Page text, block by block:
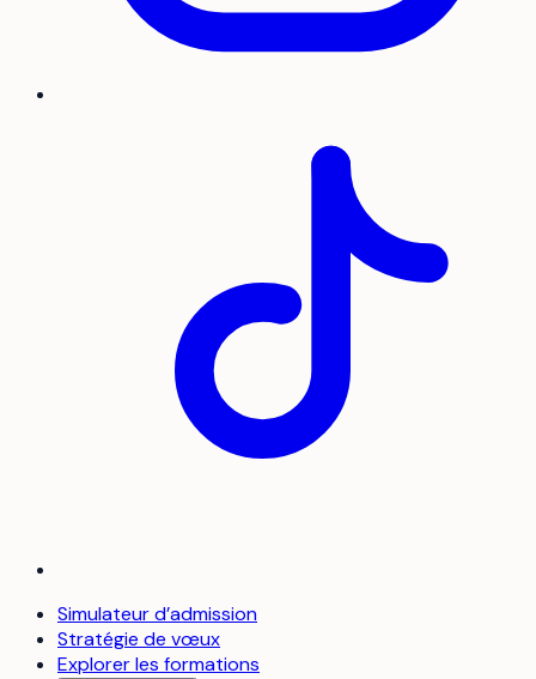
Simulateur d’admission
Stratégie de vœux
Explorer les formations